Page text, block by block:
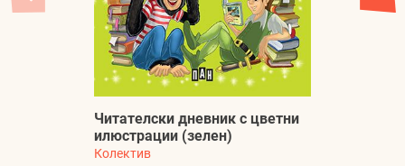
Читателски дневник с цветни
илюстрации (зелен)
Колектив